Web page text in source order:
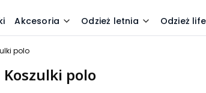
Akcesoria Odzież letnia Odzież
polo
Koszulki polo